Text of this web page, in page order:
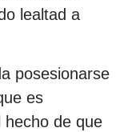
lealtad a
posesionarse
es
hecho de que